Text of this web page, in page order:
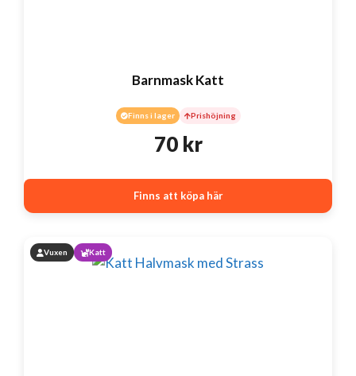
Barnmask Katt
Finns i lager Prishöjning
70 kr
Finns att köpa här
Vuxen Katt